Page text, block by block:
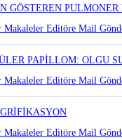
MakalelerEditöre Mail
GÖSTEREN
MakalelerEditöre Mail
PAPİLLOM: OLGU
MakalelerEditöre Mail